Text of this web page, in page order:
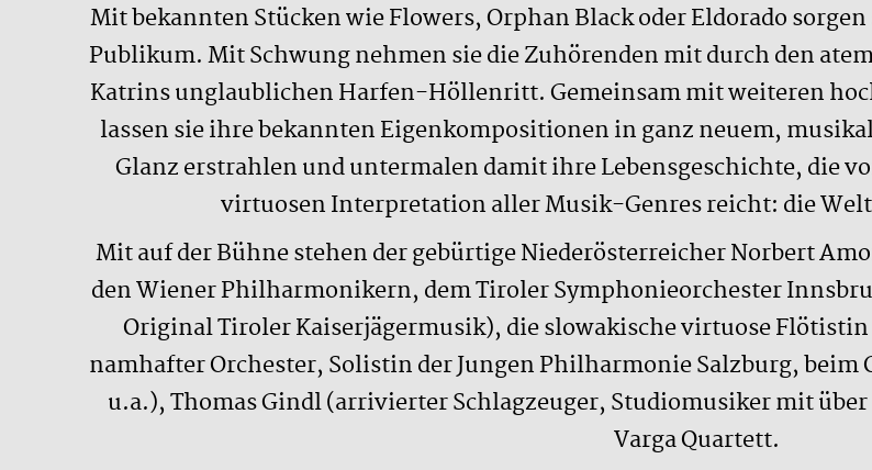
Mit bekannten Stücken wie Flowers, Orphan Black oder Eldorado
Publikum. Mit Schwung nehmen sie die Zuhörenden mit durch den
Katrins unglaublichen Harfen-Höllenritt. Gemeinsam mit weiteren
lassen sie ihre bekannten Eigenkompositionen in ganz neuem,
Glanz erstrahlen und untermalen damit ihre Lebensgeschichte, die
virtuosen Interpretation aller Musik-Genres reicht: die
Mit auf der Bühne stehen der gebürtige Niederösterreicher Norbert
den Wiener Philharmonikern, dem Tiroler Symphonieorchester
Original Tiroler Kaiserjägermusik), die slowakische virtuose
namhafter Orchester, Solistin der Jungen Philharmonie Salzburg, beim
u.a.), Thomas Gindl (arrivierter Schlagzeuger, Studiomusiker mit
Varga Quartett.